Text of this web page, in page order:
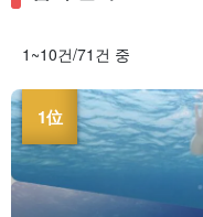
1~10건/71건 중